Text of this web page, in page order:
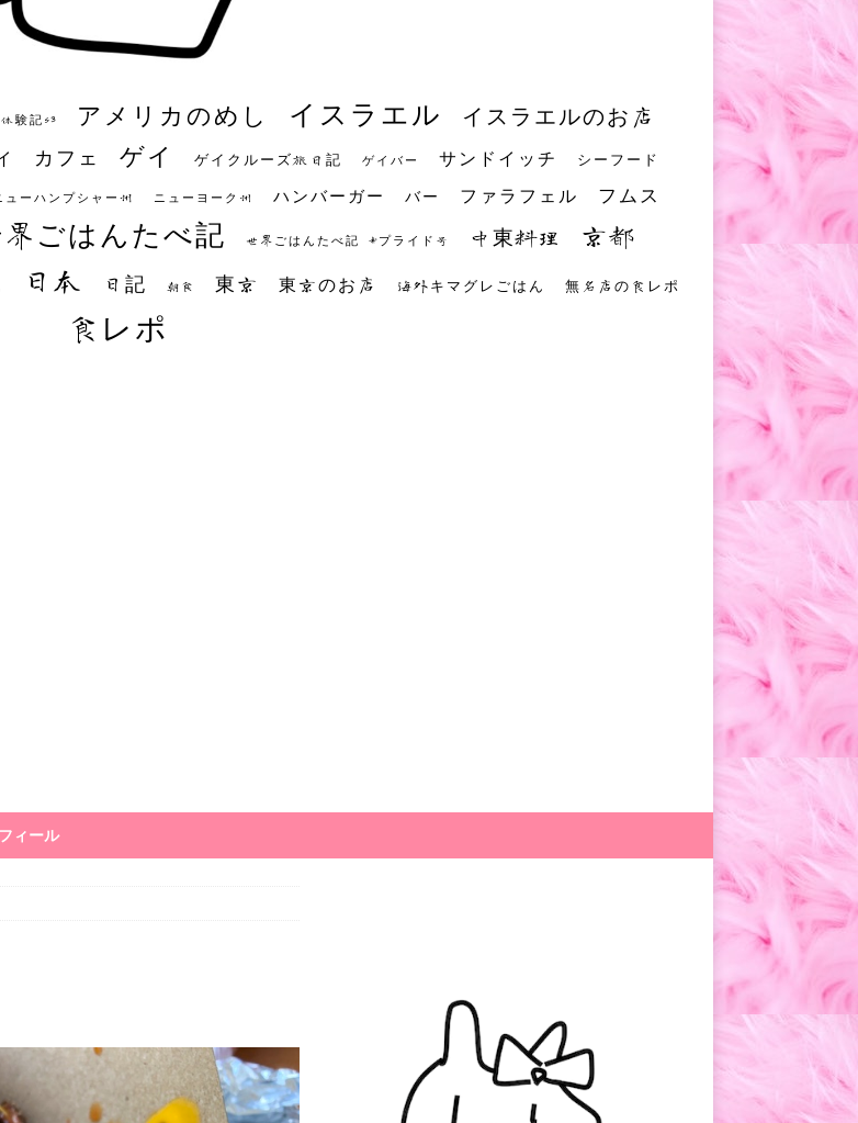
験記S3 アメリカのめし イスラエル イスラエルのお店
カフェ ゲイ ゲイクルーズ旅日記 ゲイバー サンドイッチ シーフード
ューハンプシャー州 ニューヨーク州 ハンバーガー バー ファラフェル フムス
界ごはんたべ記 世界ごはんたべ記 #プライド号 中東料理 京都
日本 日記 朝食 東京 東京のお店 海外キマグレごはん 無名店の食レポ
食レポ
ィール